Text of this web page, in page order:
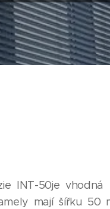
INT-50je
mají šířku 50